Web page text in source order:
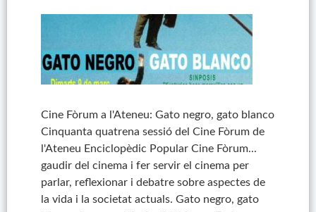
Cine Fòrum a l'Ateneu: Gato negro, gato blanco
Cinquanta quatrena sessió del Cine Fòrum de
l'Ateneu Enciclopèdic Popular Cine Fòrum...
gaudir del cinema i fer servir el cinema per
parlar, reflexionar i debatre sobre aspectes de
la vida i la societat actuals. Gato negro, gato